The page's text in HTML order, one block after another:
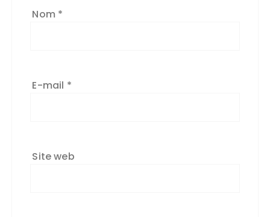
Nom *
E-mail *
Site web